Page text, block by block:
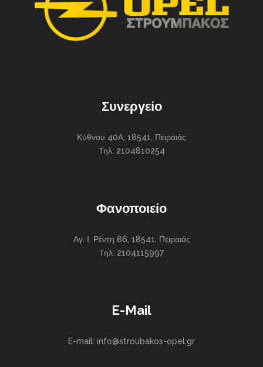
Συνεργείο
Κύθνου 40Α, 18541, Πειραιάς
Τηλ: 2104810254
Φανοποιείο
Αγ. Ι. Ρέντη 86, 18541, Πειραιάς
Τηλ: 2104115997
E-Mail
E-mail: info@stroubakos-opel.gr